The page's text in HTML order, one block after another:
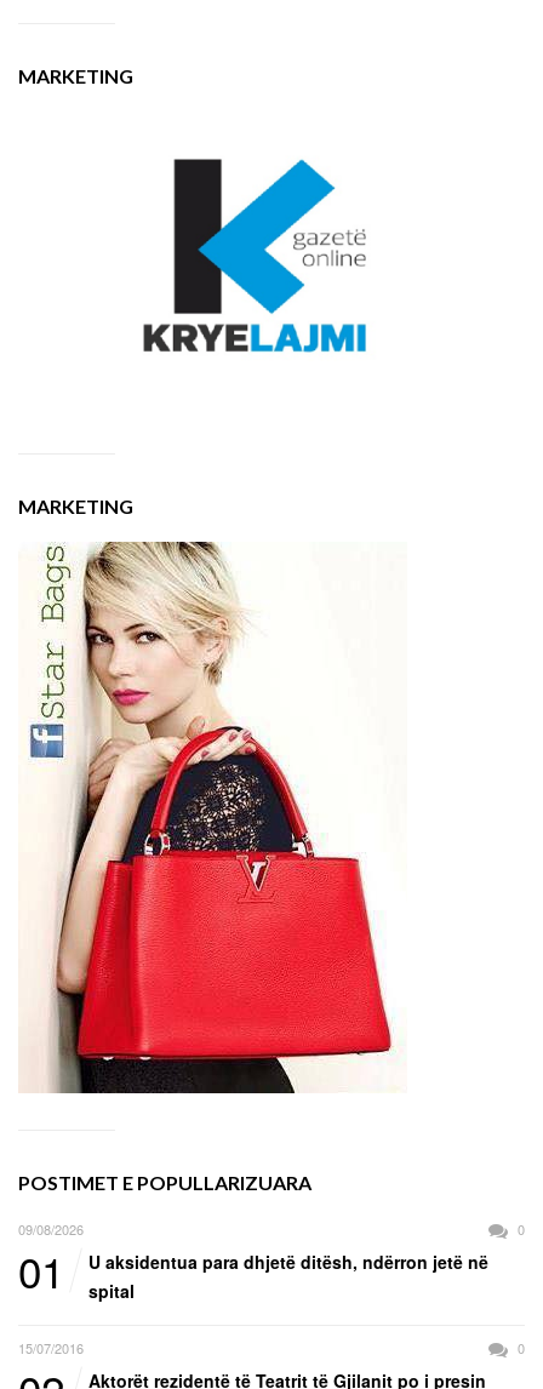
MARKETING
MARKETING
POSTIMET E POPULLARIZUARA
09/08/2026 0
01
U aksidentua para dhjetë ditësh, ndërron jetë në
spital
15/07/2016 0
Aktorët rezidentë të Teatrit të Gjilanit po i presin